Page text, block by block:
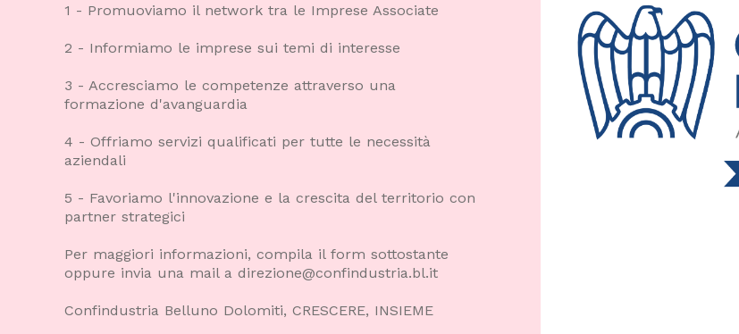
1 - Promuoviamo il network tra le Imprese Associate
2 - Informiamo le imprese sui temi di interesse
3 - Accresciamo le competenze attraverso una
formazione d'avanguardia
4 - Offriamo servizi qualificati per tutte le necessità
aziendali
5 - Favoriamo l'innovazione e la crescita del territorio con
partner strategici
Per maggiori informazioni, compila il form sottostante
oppure invia una mail a direzione@confindustria.bl.it
Confindustria Belluno Dolomiti, CRESCERE, INSIEME